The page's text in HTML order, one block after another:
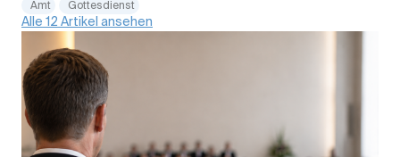
Amt Gottesdienst
Alle 12 Artikel ansehen